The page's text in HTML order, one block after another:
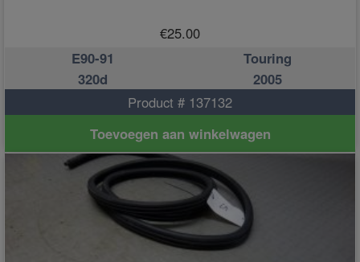
€25.00
E90-91
Touring
320d
2005
Product # 137132
Toevoegen aan winkelwagen